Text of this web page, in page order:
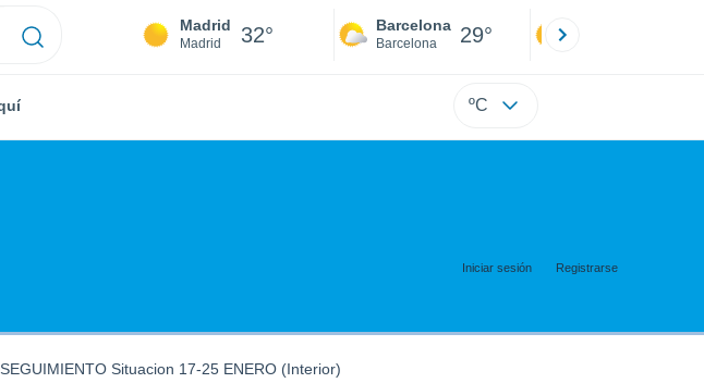
Madrid
Madrid 32° Barcelona
Barcelona 29°
ºC
Iniciar sesión Registrarse
Situacion 17-25 ENERO (Interior)